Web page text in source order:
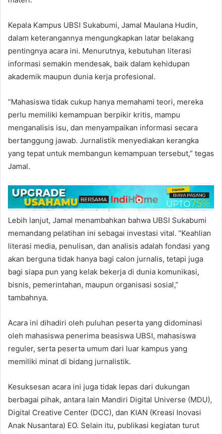
Kepala Kampus UBSI Sukabumi, Jamal Maulana Hudin,
dalam keterangannya mengungkapkan latar belakang
pentingnya acara ini. Menurutnya, kebutuhan literasi
informasi semakin mendesak, baik dalam kehidupan
akademik maupun dunia kerja profesional.
“Mahasiswa tidak cukup hanya memahami teori, mereka
perlu memiliki kemampuan berpikir kritis, mampu
menganalisis isu, dan menyampaikan informasi secara
bertanggung jawab. Jurnalistik menyediakan kerangka
yang tepat untuk membangun kemampuan tersebut,” tegas
Jamal.
Lebih lanjut, Jamal menambahkan bahwa UBSI Sukabumi
memandang pelatihan ini sebagai investasi vital. “Keahlian
literasi media, penulisan, dan analisis adalah fondasi yang
akan berguna tidak hanya bagi calon jurnalis, tetapi juga
bagi siapa pun yang kelak bekerja di dunia komunikasi,
bisnis, pemerintahan, maupun organisasi sosial,”
tambahnya.
Acara ini dihadiri oleh puluhan peserta yang didominasi
oleh mahasiswa penerima beasiswa UBSI, mahasiswa
reguler, serta peserta umum dari luar kampus yang
memiliki minat di bidang jurnalistik.
Kesuksesan acara ini juga tidak lepas dari dukungan
berbagai pihak, antara lain Mandiri Digital Universe (MDU),
Digital Creative Center (DCC), dan KIAN (Kreasi Inovasi
Anak Nusantara) EO. Selain itu, publikasi kegiatan turut